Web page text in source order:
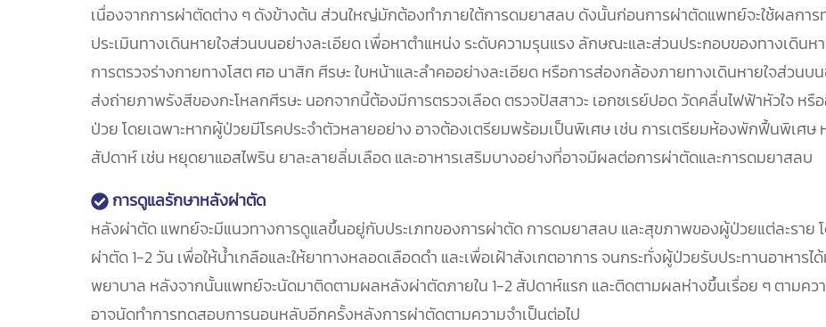
เนื่องจากการผ่าตัดต่าง ๆ ดังข้างต้น ส่วนใหญ่มักต้องทำภายใต้การดมยาสลบ ดังนั้นก่อนการผ่าตัดแพทย์จะใช้ผลกา
ประเมินทางเดินหายใจส่วนบนอย่างละเอียด เพื่อหาตำแหน่ง ระดับความรุนแรง ลักษณะและส่วนประกอบของทางเดินห
การตรวจร่างกายทางโสต ศอ นาสิก ศีรษะ ใบหน้าและลำคออย่างละเอียด หรือการส่องกล้องภายทางเดินหายใจส่วน
ส่งถ่ายภาพรังสีของกะโหลกศีรษะ นอกจากนี้ต้องมีการตรวจเลือด ตรวจปัสสาวะ เอกซเรย์ปอด วัดคลื่นไฟฟ้าหัวใจ ห
ป่วย โดยเฉพาะหากผู้ป่วยมีโรคประจำตัวหลายอย่าง อาจต้องเตรียมพร้อมเป็นพิเศษ เช่น การเตรียมห้องพักฟื้นพิเศ
สัปดาห์ เช่น หยุดยาแอสไพริน ยาละลายลิ่มเลือด และอาหารเสริมบางอย่างที่อาจมีผลต่อการผ่าตัดและการดมยาสลบ
การดูแลรักษาหลังผ่าตัด
หลังผ่าตัด แพทย์จะมีแนวทางการดูแลขึ้นอยู่กับประเภทของการผ่าตัด การดมยาสลบ และสุขภาพของผู้ป่วยแต่ละราย
ผ่าตัด 1-2 วัน เพื่อให้น้ำเกลือและให้ยาทางหลอดเลือดดำ และเพื่อเฝ้าสังเกตอาการ จนกระทั่งผู้ป่วยรับประทานอาหาร
พยาบาล หลังจากนั้นแพทย์จะนัดมาติดตามผลหลังผ่าตัดภายใน 1-2 สัปดาห์แรก และติดตามผลห่างขึ้นเรื่อย ๆ ตามค
อาจนัดทำการทดสอบการนอนหลับอีกครั้งหลังการผ่าตัดตามความจำเป็นต่อไป